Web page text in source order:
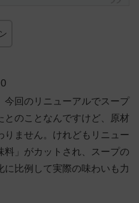
今回のリニューアルでスープ
とのことなんですけど、原材
ません。けれどもリニュー
料」がカットされ、スープの
比例して実際の味わいも力